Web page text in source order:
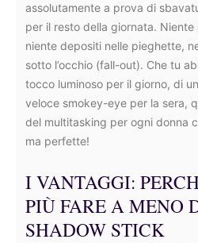
assolutamente a prova di
per il resto della giornata.
niente depositi nelle pieghette,
sotto l’occhio (fall-out). Che tu
tocco luminoso per il giorno, di
veloce smokey-eye per la sera,
del multitasking per ogni donna
ma perfette!
I VANTAGGI:
PIÙ FARE A MENO
SHADOW STICK